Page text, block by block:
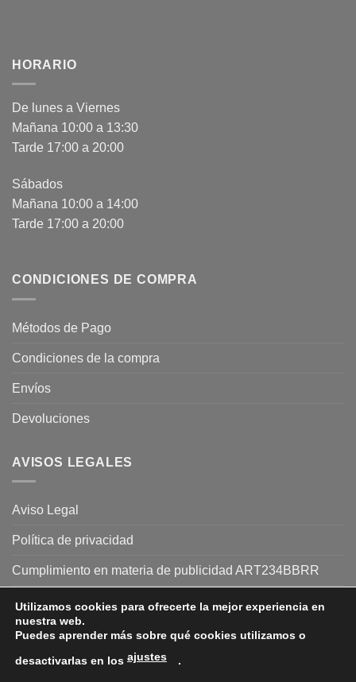
HORARIO
De lunes a Viernes
Mañana 10:00 a 13:30
Tarde 17:00 a 20:00
Sábados
Mañana 10:00 a 14:00
Tarde 17:00 a 20:00
CONDICIONES DE COMPRA
Métodos de Pago
Condiciones de la compra
Envíos
Devoluciones
AVISOS LEGALES
Aviso Legal
Política de privacidad
Cumplimiento en materia de publicidad ART234BBRR
Declaración de accesibilidad
Formas de pago:
Utilizamos cookies para ofrecerte la mejor experiencia en
nuestra web.
Puedes aprender más sobre qué cookies utilizamos o
desactivarlas en los ajustes .